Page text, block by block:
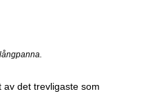
det trevligaste som